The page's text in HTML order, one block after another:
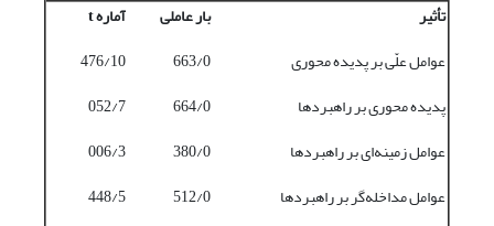
تأثیر
بار عاملی آمارهt
عوامل علّی بر پدیده محوری
663/0
476/10
پدیده محوری بر راهبردها
664/0
052/7
عوامل زمینه‌ای بر راهبردها
380/0
006/3
عوامل مداخله‌گر بر راهبردها
512/0
448/5